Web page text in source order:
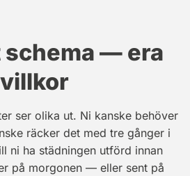
schema — era
villkor
ser olika ut. Ni kanske behöver
räcker det med tre gånger i
ni ha städningen utförd innan
på morgonen — eller sent på